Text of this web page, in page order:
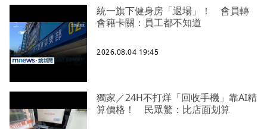
統一旗下健身房「退場」！ 會員轉
會籍卡關：員工都不知道
2026.08.04 19:45
獨家／24H不打烊「回收手機」靠AI精
算價格！ 民眾驚：比店面划算